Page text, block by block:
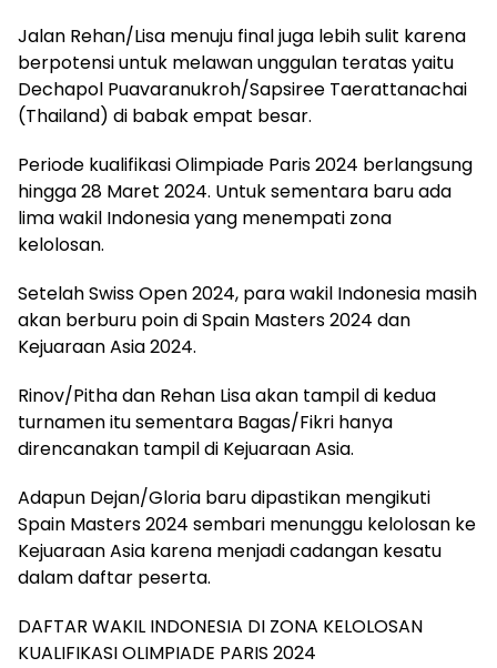
Jalan Rehan/Lisa menuju final juga lebih sulit karena
berpotensi untuk melawan unggulan teratas yaitu
Dechapol Puavaranukroh/Sapsiree Taerattanachai
(Thailand) di babak empat besar.
Periode kualifikasi Olimpiade Paris 2024 berlangsung
hingga 28 Maret 2024. Untuk sementara baru ada
lima wakil Indonesia yang menempati zona
kelolosan.
Setelah Swiss Open 2024, para wakil Indonesia masih
akan berburu poin di Spain Masters 2024 dan
Kejuaraan Asia 2024.
Rinov/Pitha dan Rehan Lisa akan tampil di kedua
turnamen itu sementara Bagas/Fikri hanya
direncanakan tampil di Kejuaraan Asia.
Adapun Dejan/Gloria baru dipastikan mengikuti
Spain Masters 2024 sembari menunggu kelolosan ke
Kejuaraan Asia karena menjadi cadangan kesatu
dalam daftar peserta.
DAFTAR WAKIL INDONESIA DI ZONA KELOLOSAN
KUALIFIKASI OLIMPIADE PARIS 2024